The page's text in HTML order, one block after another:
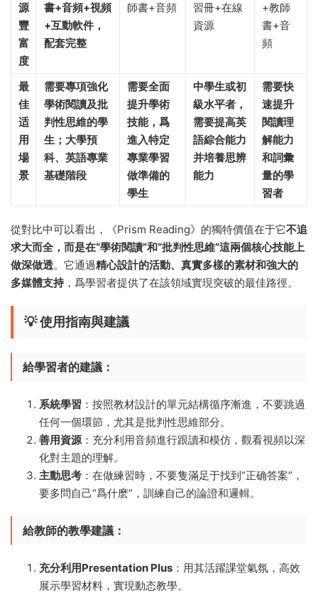
源
豐
富
度
書+音頻+視頻
+互動軟件，
配套完整
師書+音頻
習冊+在線
資源
+教師
書+音
頻
最
佳
适
用
場
景
需要專項強化
學術閱讀及批
判性思維的學
生；大學預
科、英語專業
基礎階段
需要全面
提升學術
技能，爲
進入特定
專業學習
做準備的
學生
中學生或初
級水平者，
需要提高英
語綜合能力
并培養思辨
能力
需要快
速提升
閱讀理
解能力
和詞彙
量的學
習者
從對比中可以看出，《Prism Reading》的獨特價值在于它不追
求大而全，而是在“學術閱讀”和“批判性思維”這兩個核心技能上
做深做透。它通過精心設計的活動、真實多樣的素材和強大的
多媒體支持，爲學習者提供了在該領域實現突破的最佳路徑。
💡 使用指南與建議
給學習者的建議：
系統學習 ：按照教材設計的單元結構循序漸進，不要跳過
任何一個環節，尤其是批判性思維部分。
善用資源：充分利用音頻進行跟讀和模仿，觀看視頻以深
化對主題的理解。
主動思考 ：在做練習時，不要隻滿足于找到“正确答案”，
要多問自己“爲什麽”，訓練自己的論證和邏輯。
給教師的教學建議：
充分利用Presentation Plus ：用其活躍課堂氣氛，高效
展示學習材料，實現動态教學。